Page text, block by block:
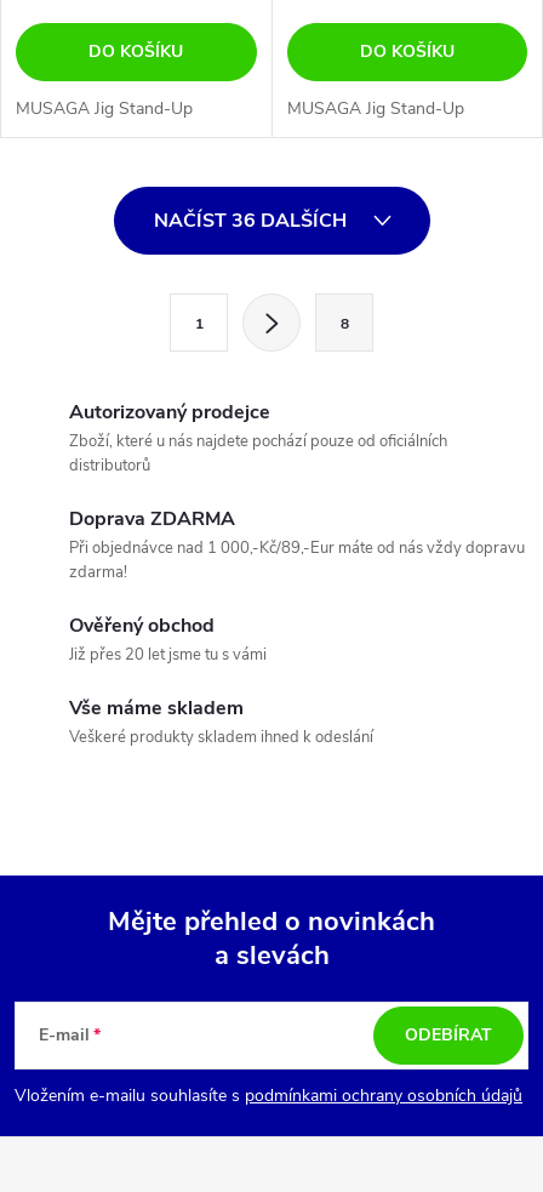
DO KOŠÍKU
MUSAGA Jig Stand-Up
DO KOŠÍKU
MUSAGA Jig Stand-Up
ý
u
NAČÍST 36 DALŠÍCH
1 8
Autorizovaný prodejce
Zboží, které u nás najdete pochází pouze od oficiálních
distributorů
Doprava ZDARMA
Při objednávce nad 1 000,-Kč/89,-Eur máte od nás vždy dopravu
zdarma!
Ověřený obchod
Již přes 20 let jsme tu s vámi
Vše máme skladem
Veškeré produkty skladem ihned k odeslání
p
a
Mějte přehled o novinkách
a slevách
E-mail
Vložením e-mailu souhlasíte s podmínkami ochrany osobních údajů
ODEBÍRAT